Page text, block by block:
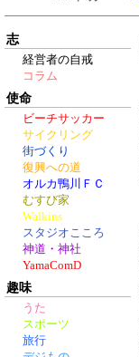
志
経営者の自戒
コラム
使命
ビーチサッカー
サイクリング
街づくり
復興への道
オルカ鴨川ＦＣ
むすび家
Walkins
スタジオこころ
神道・神社
YamaComD
趣味
うた
スポーツ
旅行